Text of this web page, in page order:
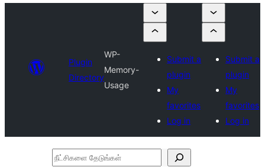
Plugin
Directory
WP-
Memory-
Usage
Submit a
plugin
My
favorites
Log in
Submit a
plugin
My
favorites
Log in
நீட்சிகளை